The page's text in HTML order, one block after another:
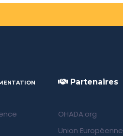
Partenaires
OHADA.org
Union Européenne